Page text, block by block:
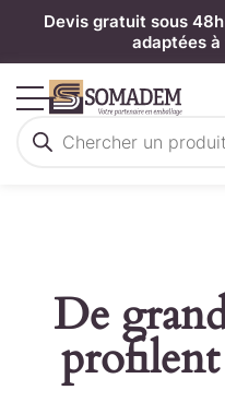
Devis gratuit sous 48h
adaptées
de
De
Panneau de gestion